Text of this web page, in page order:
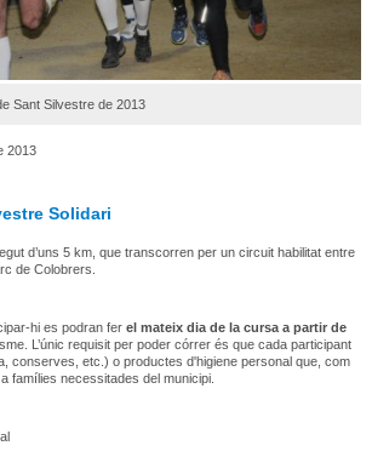
Sant Silvestre de 2013
2013
Solidari
d’uns 5 km, que transcorren per un circuit habilitat entre
de Colobrers.
hi es podran fer el mateix dia de la cursa a partir de
L’únic requisit per poder córrer és que cada participant
conserves, etc.) o productes d'higiene personal que, com
famílies necessitades del municipi.